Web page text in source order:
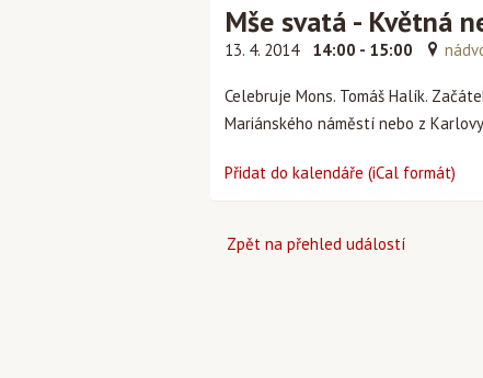
Mše svatá - Květná
13. 4. 2014 14:00 - 15:00
Celebruje Mons. Tomáš Halík.
Mariánského náměstí nebo z
Přidat do kalendáře (iCal formát)
Zpět na přehled událostí